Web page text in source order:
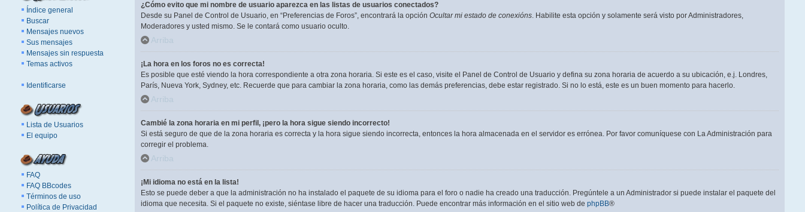
Índice general
Buscar
Mensajes nuevos
Sus mensajes
Mensajes sin respuesta
Temas activos
Identificarse
Lista de Usuarios
El equipo
FAQ
FAQ BBcodes
Términos de uso
Política de Privacidad
¿Cómo evito que mi nombre de usuario aparezca en las listas de usuarios conectados?
Desde su Panel de Control de Usuario, en “Preferencias de Foros”, encontrará la opción Ocultar mi estado de conexións. Habilite esta opción y solamente será visto por Administradores,
Moderadores y usted mismo. Se le contará como usuario oculto.
Arriba
¡La hora en los foros no es correcta!
Es posible que esté viendo la hora correspondiente a otra zona horaria. Si este es el caso, visite el Panel de Control de Usuario y defina su zona horaria de acuerdo a su ubicación, e.j. Londres,
París, Nueva York, Sydney, etc. Recuerde que para cambiar la zona horaria, como las demás preferencias, debe estar registrado. Si no lo está, este es un buen momento para hacerlo.
Arriba
Cambié la zona horaria en mi perfil, ¡pero la hora sigue siendo incorrecto!
Si está seguro de que de la zona horaria es correcta y la hora sigue siendo incorrecta, entonces la hora almacenada en el servidor es errónea. Por favor comuníquese con La Administración para
corregir el problema.
Arriba
¡Mi idioma no está en la lista!
Esto se puede deber a que la administración no ha instalado el paquete de su idioma para el foro o nadie ha creado una traducción. Pregúntele a un Administrador si puede instalar el paquete del
idioma que necesita. Si el paquete no existe, siéntase libre de hacer una traducción. Puede encontrar más información en el sitio web de phpBB®